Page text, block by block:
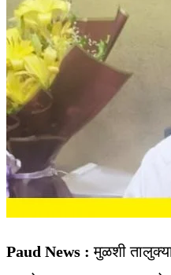
Paud News : मुळशी